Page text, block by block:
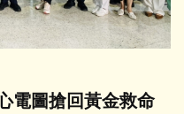
電圖搶回黃金救命